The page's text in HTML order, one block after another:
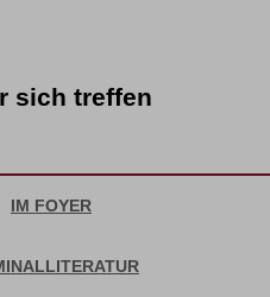
sich treffen
IM FOYER